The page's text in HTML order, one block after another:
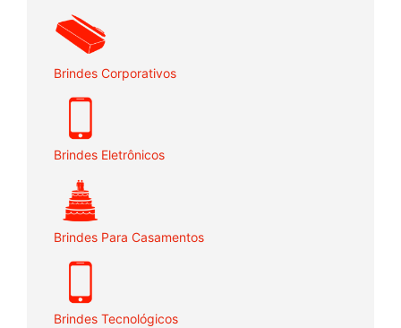
Brindes Corporativos
Brindes Eletrônicos
Brindes Para Casamentos
Brindes Tecnológicos